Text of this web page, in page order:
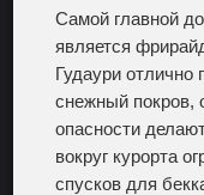
Самой главной
является
Гудаури отлично
снежный покров,
опасности
вокруг курорта
спусков для